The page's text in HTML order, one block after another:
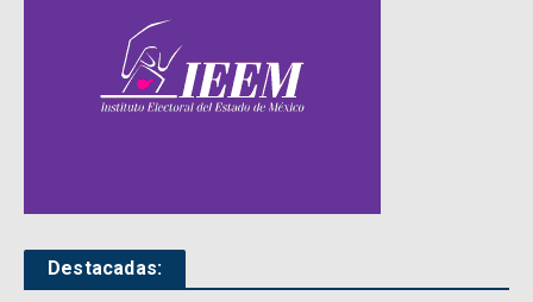
Destacadas: